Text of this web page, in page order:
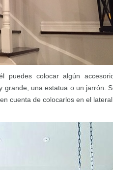
puedes colocar algún
grande, una estatua o un jarrón.
cuenta de colocarlos en el